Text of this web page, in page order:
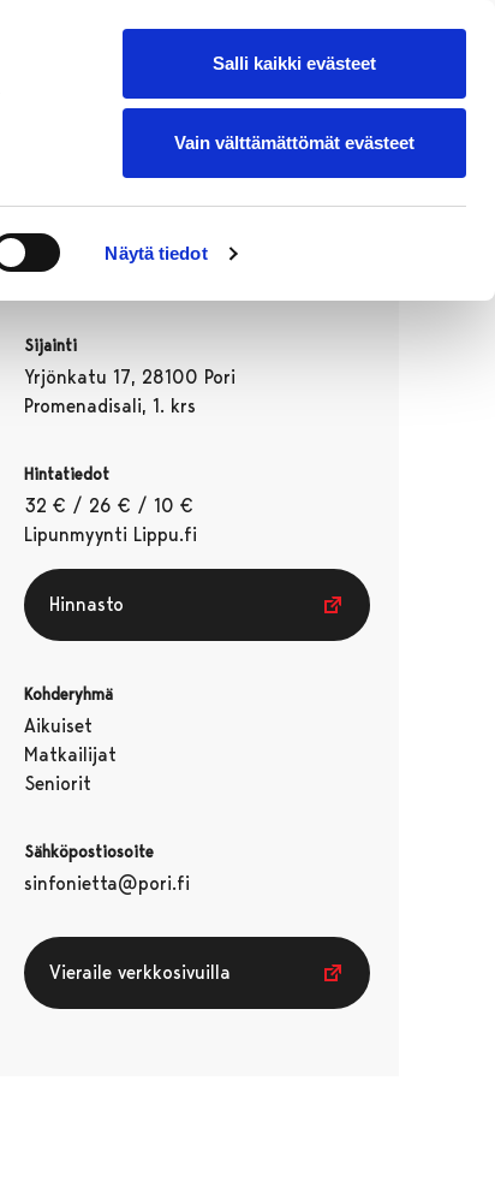
Näytä tiedot
Salli kaikki evästeet
Vain välttämättömät evästeet
Ajankohta
03.09.2026 20:00–22:00
Sijainti
Yrjönkatu 17, 28100 Pori
Promenadisali, 1. krs
Hintatiedot
32 € / 26 € / 10 €
Lipunmyynti Lippu.fi
Hinnasto
Kohderyhmä
Aikuiset
Matkailijat
Seniorit
Sähköpostiosoite
sinfonietta@pori.fi
Vieraile verkkosivuilla